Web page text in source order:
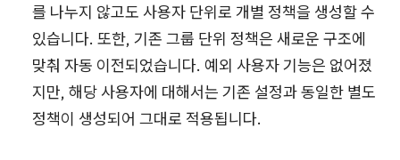
를 나누지 않고도 사용자 단위로 개별 정책을 생성할 수
있습니다. 또한, 기존 그룹 단위 정책은 새로운 구조에
맞춰 자동 이전되었습니다. 예외 사용자 기능은 없어졌
지만, 해당 사용자에 대해서는 기존 설정과 동일한 별도
정책이 생성되어 그대로 적용됩니다.